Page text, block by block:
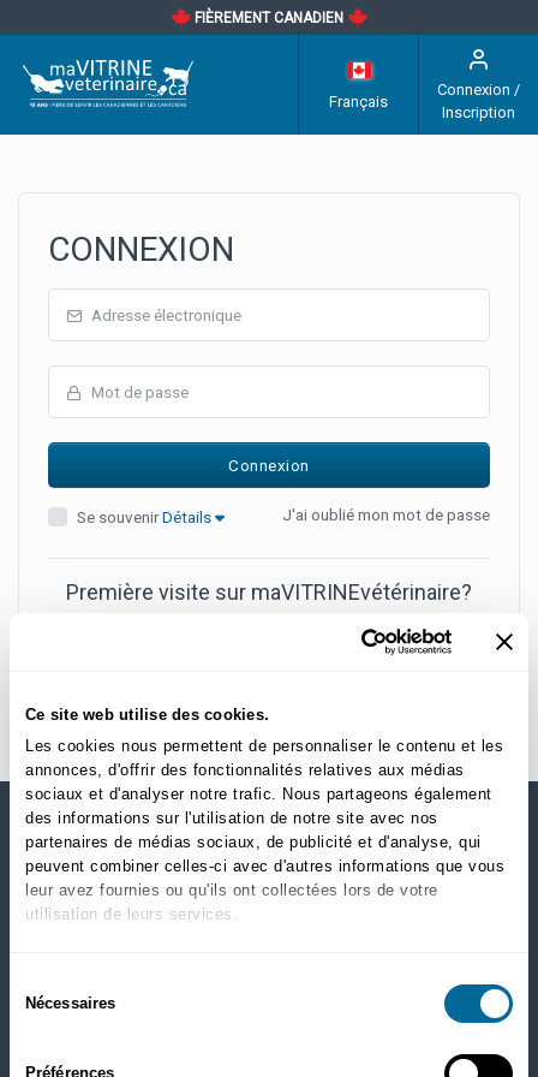
Ce site web utilise des cookies.
Les cookies nous permettent de personnaliser le contenu et les
annonces, d'offrir des fonctionnalités relatives aux médias
sociaux et d'analyser notre trafic. Nous partageons également
des informations sur l'utilisation de notre site avec nos
partenaires de médias sociaux, de publicité et d'analyse, qui
peuvent combiner celles-ci avec d'autres informations que vous
leur avez fournies ou qu'ils ont collectées lors de votre
utilisation de leurs services.
duNécessaires
Préférences
FIÈREMENT CANADIEN
Français
Connexion /
Inscription
CONNEXION
Se souvenirDétails J'ai oublié mon mot de passe
Première visite sur maVITRINEvétérinaire?
Créer un nouveau compte
MAGASINEZ PAR CATÉGORIES
Chiens
Gâteries
Chats